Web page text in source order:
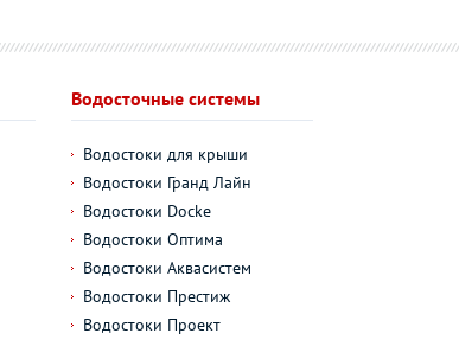
Водосточные системы
Водостоки для крыши
Водостоки Гранд Лайн
Водостоки Docke
Водостоки Оптима
Водостоки Аквасистем
Водостоки Престиж
Водостоки Проект